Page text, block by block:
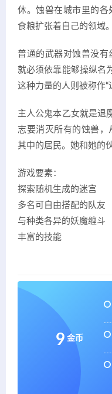
休。蚀兽在城市里的各
食粮扩张着自己的领域。
普通的武器对蚀兽没有
就必须依靠能够操纵名
这种力量的人则被称作“
主人公鬼本乙女就是退
志要消灭所有的蚀兽，
其中的居民。她和她的
游戏要素：
探索随机生成的迷宫
多名可自由搭配的队友
与种类各异的妖魔缠斗
丰富的技能
9 金币